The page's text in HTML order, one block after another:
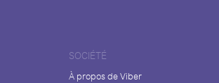
SOCIÉTÉ
À propos de Viber